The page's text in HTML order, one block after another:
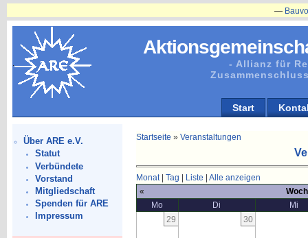
- Allianz für
Start
Über ARE e.V.
Statut
Verbündete
Vorstand
Mitgliedschaft
Spenden für ARE
Impressum
Startseite » Veranstaltungen
Monat| Tag Liste
Alle anzeigen
«
Mo
Di
Mi
29
30